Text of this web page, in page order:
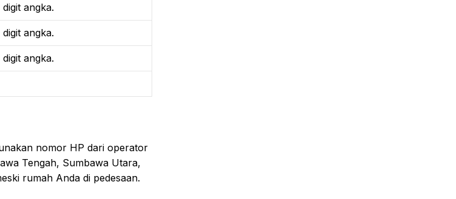
angka.
angka.
angka.
nomor HP dari operator
Tengah, Sumbawa Utara,
rumah Anda di pedesaan.